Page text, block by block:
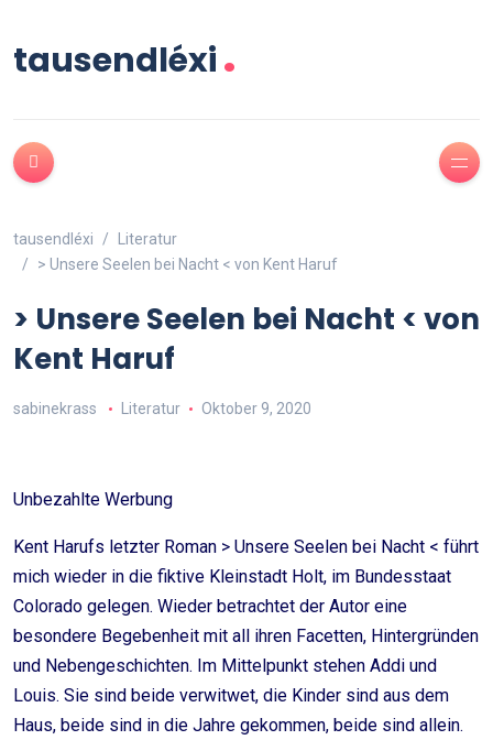
tausendléxi.
tausendléxi
Literatur
> Unsere Seelen bei Nacht < von Kent Haruf
> Unsere Seelen bei Nacht < von
Kent Haruf
sabinekrass Literatur Oktober 9, 2020
Unbezahlte Werbung
Kent Harufs letzter Roman > Unsere Seelen bei Nacht < führt
mich wieder in die fiktive Kleinstadt Holt, im Bundesstaat
Colorado gelegen. Wieder betrachtet der Autor eine
besondere Begebenheit mit all ihren Facetten, Hintergründen
und Nebengeschichten. Im Mittelpunkt stehen Addi und
Louis. Sie sind beide verwitwet, die Kinder sind aus dem
Haus, beide sind in die Jahre gekommen, beide sind allein.